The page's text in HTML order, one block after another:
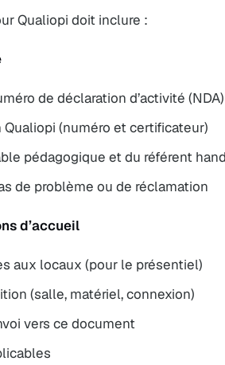
Qualiopi doit inclure :
de déclaration d’activité (NDA)
(numéro et certificateur)
pédagogique et du référent
de problème ou de réclamation
d’accueil
aux locaux (pour le présentiel)
(salle, matériel, connexion)
vers ce document